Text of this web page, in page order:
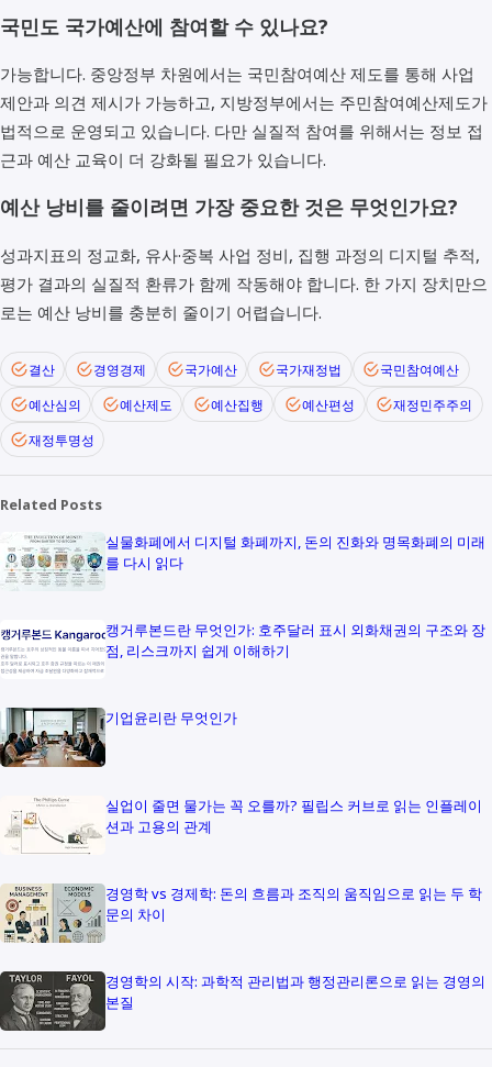
국민도 국가예산에 참여할 수 있나요?
가능합니다. 중앙정부 차원에서는 국민참여예산 제도를 통해 사업
제안과 의견 제시가 가능하고, 지방정부에서는 주민참여예산제도가
법적으로 운영되고 있습니다. 다만 실질적 참여를 위해서는 정보 접
근과 예산 교육이 더 강화될 필요가 있습니다.
예산 낭비를 줄이려면 가장 중요한 것은 무엇인가요?
성과지표의 정교화, 유사·중복 사업 정비, 집행 과정의 디지털 추적,
평가 결과의 실질적 환류가 함께 작동해야 합니다. 한 가지 장치만으
로는 예산 낭비를 충분히 줄이기 어렵습니다.
결산 경영경제 국가예산 국가재정법
국민참여예산
예산심의
예산제도 예산집행 예산편성
재정민주주의
재정투명성
Related Posts
실물화폐에서 디지털 화폐까지, 돈의 진화와 명목화폐의 미래
를 다시 읽다
캥거루본드란 무엇인가: 호주달러 표시 외화채권의 구조와 장
점, 리스크까지 쉽게 이해하기
기업윤리란 무엇인가
실업이 줄면 물가는 꼭 오를까? 필립스 커브로 읽는 인플레이
션과 고용의 관계
경영학 vs 경제학: 돈의 흐름과 조직의 움직임으로 읽는 두 학
문의 차이
경영학의 시작: 과학적 관리법과 행정관리론으로 읽는 경영의
본질